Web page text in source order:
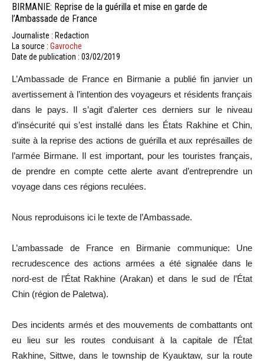
BIRMANIE: Reprise de la guérilla et mise en garde de
l’Ambassade de France
Journaliste : Redaction
La source : Gavroche
Date de publication : 03/02/2019
L’Ambassade de France en Birmanie a publié fin janvier un
avertissement à l’intention des voyageurs et résidents français
dans le pays. Il s’agit d’alerter ces derniers sur le niveau
d’insécurité qui s’est installé dans les États Rakhine et Chin,
suite à la reprise des actions de guérilla et aux représailles de
l’armée Birmane. Il est important, pour les touristes français,
de prendre en compte cette alerte avant d’entreprendre un
voyage dans ces régions reculées.
Nous reproduisons ici le texte de l’Ambassade.
L’ambassade de France en Birmanie communique: Une
recrudescence des actions armées a été signalée dans le
nord-est de l’État Rakhine (Arakan) et dans le sud de l’État
Chin (région de Paletwa).
Des incidents armés et des mouvements de combattants ont
eu lieu sur les routes conduisant à la capitale de l’État
Rakhine, Sittwe, dans le township de Kyauktaw, sur la route